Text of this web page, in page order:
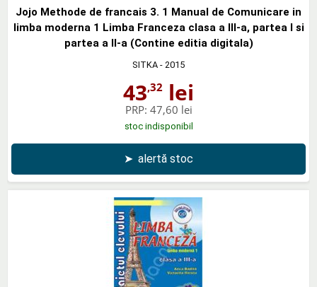
Jojo Methode de francais 3. 1 Manual de Comunicare in
limba moderna 1 Limba Franceza clasa a III-a, partea I si
partea a II-a (Contine editia digitala)
SITKA - 2015
43,32 lei
PRP: 47,60 lei
stoc indisponibil
➤ alertă stoc